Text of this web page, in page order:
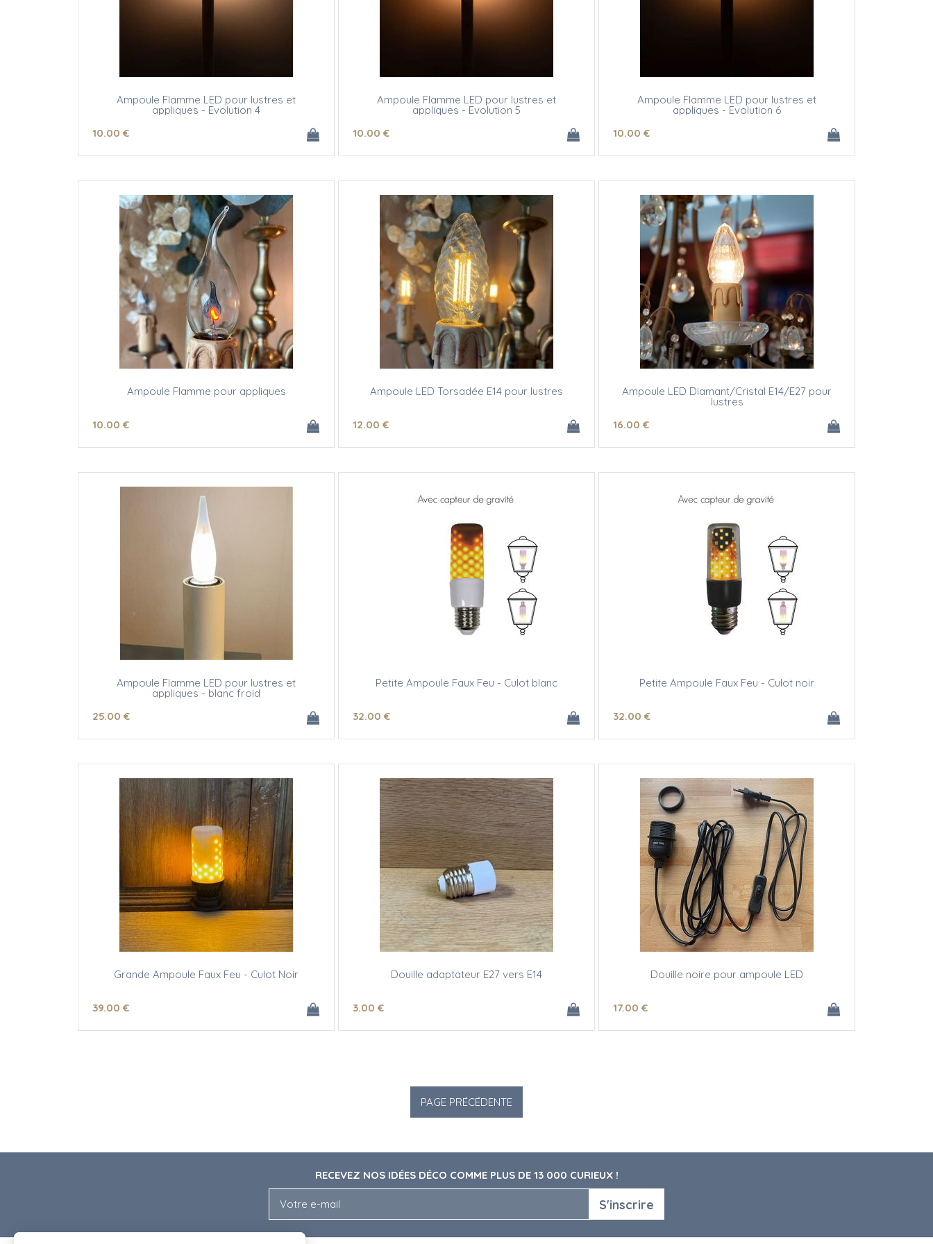
Ampoule Flamme LED pour lustres et
appliques - Evolution 4
10.00 €
Ampoule Flamme LED pour lustres et
appliques - Evolution 5
10.00 €
Ampoule Flamme LED pour lustres et
appliques - Evolution 6
10.00 €
Ampoule Flamme pour appliques
10.00 €
Ampoule LED Torsadée E14 pour lustres
12.00 €
Ampoule LED Diamant/Cristal E14/E27 pour
lustres
16.00 €
Ampoule Flamme LED pour lustres et
appliques - blanc froid
25.00 €
Petite Ampoule Faux Feu - Culot blanc
32.00 €
Petite Ampoule Faux Feu - Culot noir
32.00 €
Grande Ampoule Faux Feu - Culot Noir
39.00 €
Douille adaptateur E27 vers E14
3.00 €
Douille noire pour ampoule LED
17.00 €
RECEVEZ NOS IDÉES DÉCO COMME PLUS DE 13 000 CURIEUX !
S'inscrire